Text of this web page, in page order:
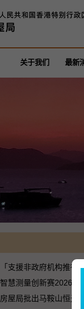
关于我们 最新
「支援非政府机构推
智慧测量创新赛2026正
房屋局批出马鞍山恒光